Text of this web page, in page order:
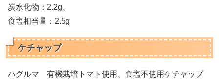
炭水化物：2.2g、
食塩相当量：2.5g
ケチャップ
ハグルマ 有機栽培トマト使用、食塩不使用ケチャップ